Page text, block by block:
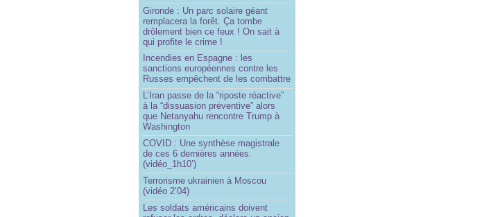
Gironde : Un parc solaire géant
remplacera la forêt. Ça tombe
drôlement bien ce feux ! On sait à
qui profite le crime !
Incendies en Espagne : les
sanctions européennes contre les
Russes empêchent de les combattre
L’Iran passe de la “riposte réactive”
à la “dissuasion préventive” alors
que Netanyahu rencontre Trump à
Washington
COVID : Une synthèse magistrale
de ces 6 dernières années.
(vidéo_1h10’)
Terrorisme ukrainien à Moscou
(vidéo 2’04)
Les soldats américains doivent